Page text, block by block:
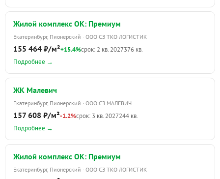
Жилой комплекс ОК: Премиум
Екатеринбург, Пионерский · ООО СЗ ТКО ЛОГИСТИК
155 464 ₽/м²+15.4%срок: 2 кв. 2027376 кв.
Подробнее →
ЖК Малевич
Екатеринбург, Пионерский · ООО СЗ МАЛЕВИЧ
157 608 ₽/м²-1.2%срок: 3 кв. 2027244 кв.
Подробнее →
Жилой комплекс ОК: Премиум
Екатеринбург, Пионерский · ООО СЗ ТКО ЛОГИСТИК